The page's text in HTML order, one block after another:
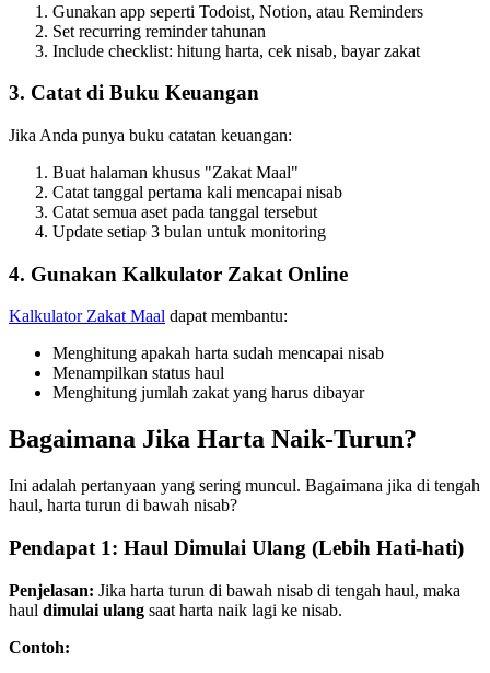
Gunakan app seperti Todoist, Notion, atau Reminders
Set recurring reminder tahunan
Include checklist: hitung harta, cek nisab, bayar zakat
3. Catat di Buku Keuangan
Jika Anda punya buku catatan keuangan:
Buat halaman khusus "Zakat Maal"
Catat tanggal pertama kali mencapai nisab
Catat semua aset pada tanggal tersebut
Update setiap 3 bulan untuk monitoring
4. Gunakan Kalkulator Zakat Online
Kalkulator Zakat Maal dapat membantu:
Menghitung apakah harta sudah mencapai nisab
Menampilkan status haul
Menghitung jumlah zakat yang harus dibayar
Bagaimana Jika Harta Naik-Turun?
Ini adalah pertanyaan yang sering muncul. Bagaimana jika di tengah
haul, harta turun di bawah nisab?
Pendapat 1: Haul Dimulai Ulang (Lebih Hati-hati)
Penjelasan: Jika harta turun di bawah nisab di tengah haul, maka
haul dimulai ulang saat harta naik lagi ke nisab.
Contoh: